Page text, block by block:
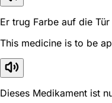
Er trug Farbe auf die Tür
This medicine is to be
Dieses Medikament ist